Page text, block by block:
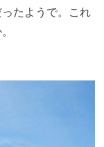
たようで。これ